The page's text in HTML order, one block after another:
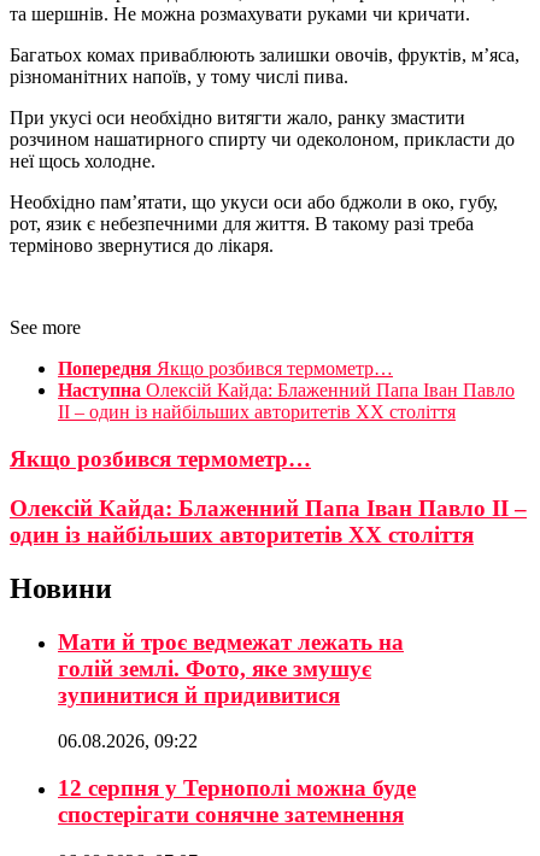
та шершнів. Не можна розмахувати руками чи кричати.
Багатьох комах приваблюють залишки овочів, фруктів, м’яса,
різноманітних напоїв, у тому числі пива.
При укусі оси необхідно витягти жало, ранку змастити
розчином нашатирного спирту чи одеколоном, прикласти до
неї щось холодне.
Необхідно пам’ятати, що укуси оси або бджоли в око, губу,
рот, язик є небезпечними для життя. В такому разі треба
терміново звернутися до лікаря.
See more
Попередня Якщо розбився термометр…
Наступна Олексій Кайда: Блаженний Папа Іван Павло
ІІ – один із найбільших авторитетів ХХ століття
Якщо розбився термометр…
Олексій Кайда: Блаженний Папа Іван Павло ІІ –
один із найбільших авторитетів ХХ століття
Новини
Мати й троє ведмежат лежать на
голій землі. Фото, яке змушує
зупинитися й придивитися
06.08.2026, 09:22
12 серпня у Тернополі можна буде
спостерігати сонячне затемнення